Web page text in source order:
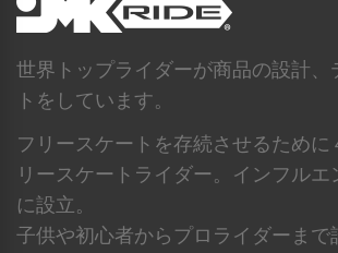
世界トップライダーが商品の設計、
トをしています。
フリースケートを存続させるために
リースケートライダー。インフルエ
に設立。
子供や初心者からプロライダーまで